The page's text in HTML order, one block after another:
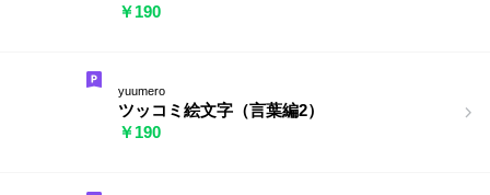
￥190
yuumero
ツッコミ絵文字（言葉編2）
￥190